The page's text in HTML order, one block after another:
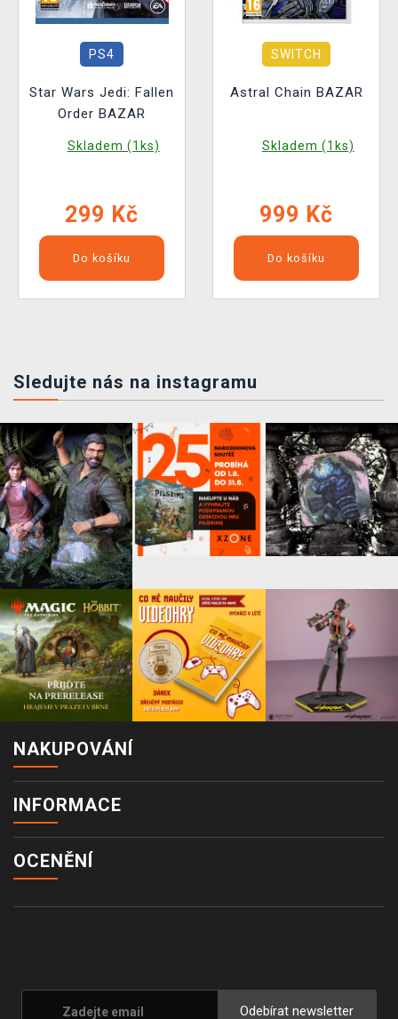
PS4
Star Wars Jedi: Fallen
Order BAZAR
Skladem (1ks)
299 Kč
Do košíku
SWITCH
Astral Chain BAZAR
Skladem (1ks)
999 Kč
Do košíku
Sledujte nás na instagramu
NAKUPOVÁNÍ
INFORMACE
OCENĚNÍ
Odebírat newsletter